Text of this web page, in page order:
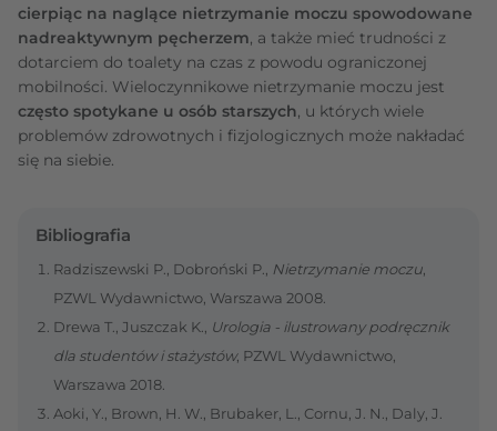
cierpiąc na naglące nietrzymanie moczu spowodowane
nadreaktywnym pęcherzem, a także mieć trudności z
dotarciem do toalety na czas z powodu ograniczonej
mobilności. Wieloczynnikowe nietrzymanie moczu jest
często spotykane u osób starszych, u których wiele
problemów zdrowotnych i fizjologicznych może nakładać
się na siebie.
Bibliografia
Radziszewski P., Dobroński P., Nietrzymanie moczu
PZWL Wydawnictwo, Warszawa 2008.
Drewa T., Juszczak K.,
Urologia - ilustrowany podręcznik
dla studentów i stażystów, PZWL Wydawnictwo,
Warszawa 2018.
Aoki, Y., Brown, H. W., Brubaker, L., Cornu, J. N., Daly, J.